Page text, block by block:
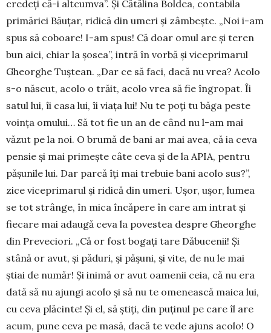
credeți că-i altcumva”. Și Cătălina Boldea, contabila
primăriei Băuțar, ridică din umeri și zâm­bește. „Noi i-am
spus să coboare! I-am spus! Că doar omul are și teren
bun aici, chiar la șosea”, intră în vorbă și viceprimarul
Gheorghe Tuștean. „Dar ce să faci, dacă nu vrea? Acolo
s-o năs­cut, acolo o trăit, acolo vrea să fie îngropat. Îi
satul lui, îi casa lui, îi viața lui! Nu te poți tu băga peste
voința omu­lui… Să tot fie un an de când nu l-am mai
văzut pe la noi. O brumă de bani ar mai avea, că ia ceva
pensie și mai primește câte ceva și de la APIA, pentru
pășunile lui. Dar par­că îți mai trebuie bani acolo sus?”,
zice viceprimarul și ridică din umeri. Ușor, ușor, lumea
se tot strânge, în mica încăpere în care am intrat și
fiecare mai adaugă ceva la povestea despre Gheorghe
din Preveciori. „Că or fost bogați tare Dăbucenii! Și
stână or avut, și păduri, și pășuni, și vite, de nu le mai
știai de număr! Și inimă or avut oamenii ceia, că nu era
dată să nu ajungi acolo și să nu te ome­nească maica lui,
cu ceva plăcinte! Și el, să știți, din puținul pe care îl are
acum, pune ceva pe masă, dacă te vede ajuns acolo! O